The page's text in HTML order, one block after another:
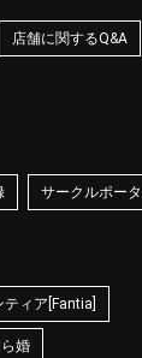
店舗に関するQ&A
サークルポー
ティア[Fantia]
ら婚